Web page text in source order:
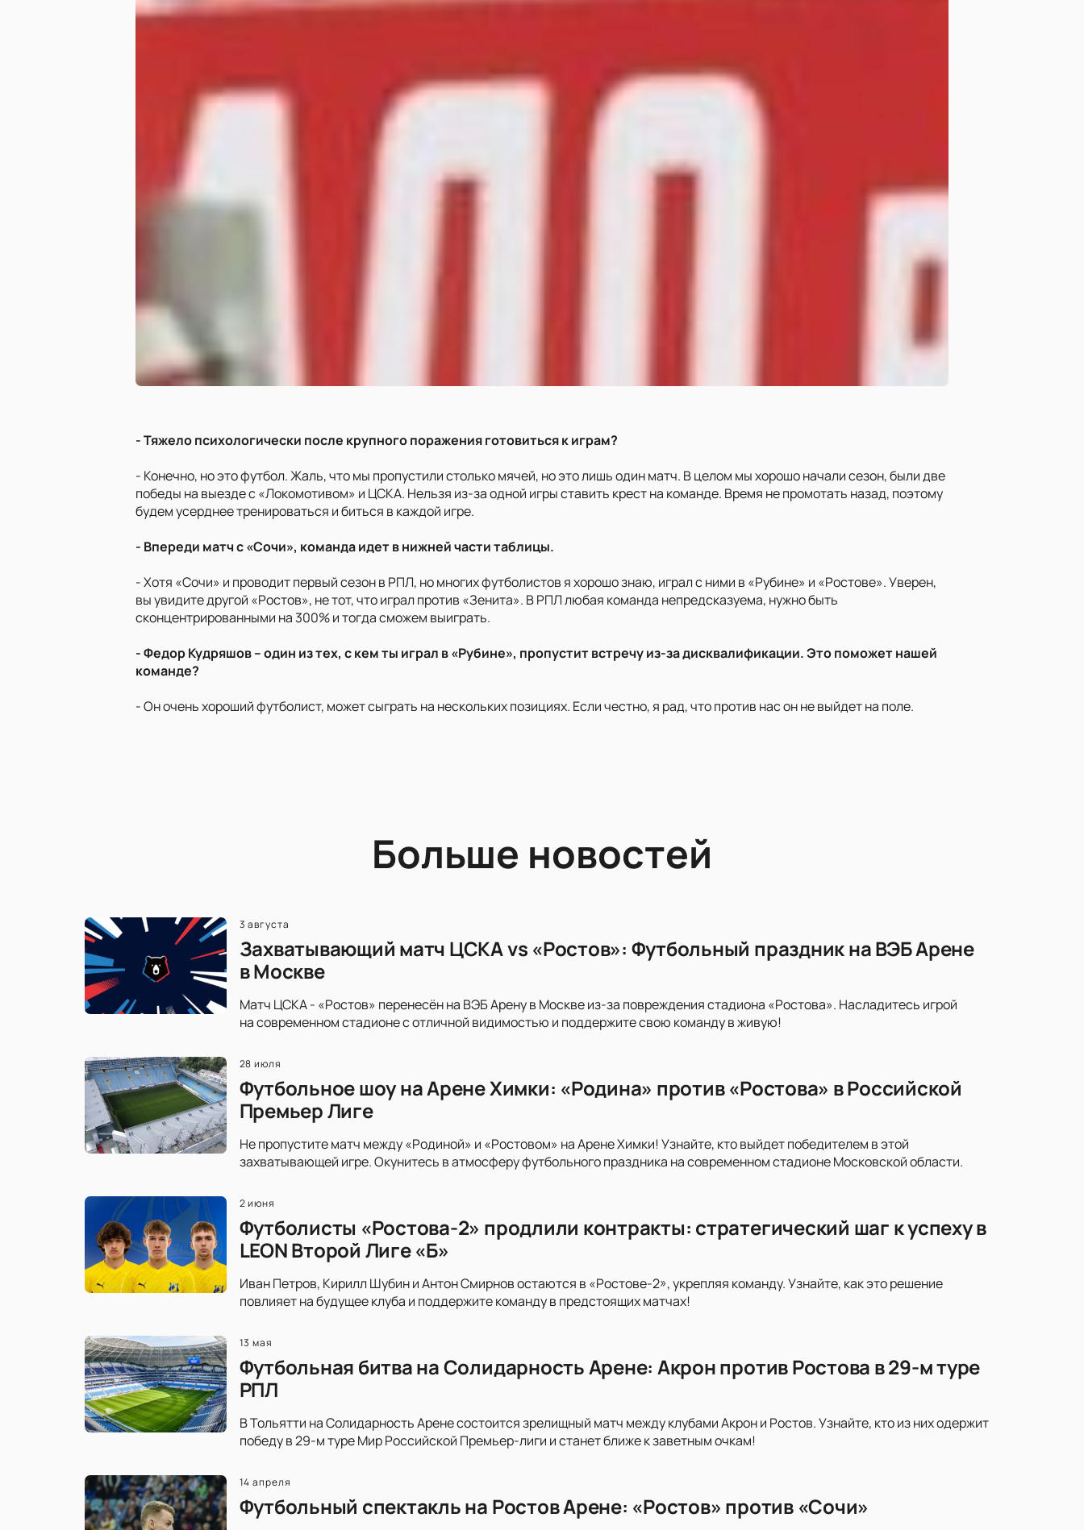
- Тяжело психологически после крупного поражения готовиться к играм?
- Конечно, но это футбол. Жаль, что мы пропустили столько мячей, но это лишь один матч. В целом мы хорошо начали сезон, были две
победы на выезде с «Локомотивом» и ЦСКА. Нельзя из-за одной игры ставить крест на команде. Время не промотать назад, поэтому
будем усерднее тренироваться и биться в каждой игре.
- Впереди матч с «Сочи», команда идет в нижней части таблицы.
- Хотя «Сочи» и проводит первый сезон в РПЛ, но многих футболистов я хорошо знаю, играл с ними в «Рубине» и «Ростове». Уверен,
вы увидите другой «Ростов», не тот, что играл против «Зенита». В РПЛ любая команда непредсказуема, нужно быть
сконцентрированными на 300% и тогда сможем выиграть.
- Федор Кудряшов – один из тех, с кем ты играл в «Рубине», пропустит встречу из-за дисквалификации. Это поможет нашей
команде?
- Он очень хороший футболист, может сыграть на нескольких позициях. Если честно, я рад, что против нас он не выйдет на поле.
Больше новостей
3 августа
Захватывающий матч ЦСКА vs «Ростов»: Футбольный праздник на ВЭБ Арене
в Москве
Матч ЦСКА - «Ростов» перенесён на ВЭБ Арену в Москве из-за повреждения стадиона «Ростова». Насладитесь игрой
на современном стадионе с отличной видимостью и поддержите свою команду в живую!
28 июля
Футбольное шоу на Арене Химки: «Родина» против «Ростова» в Российской
Премьер Лиге
Не пропустите матч между «Родиной» и «Ростовом» на Арене Химки! Узнайте, кто выйдет победителем в этой
захватывающей игре. Окунитесь в атмосферу футбольного праздника на современном стадионе Московской области.
2 июня
Футболисты «Ростова-2» продлили контракты: стратегический шаг к успеху в
LEON Второй Лиге «Б»
Иван Петров, Кирилл Шубин и Антон Смирнов остаются в «Ростове-2», укрепляя команду. Узнайте, как это решение
повлияет на будущее клуба и поддержите команду в предстоящих матчах!
13 мая
Футбольная битва на Солидарность Арене: Акрон против Ростова в 29-м туре
РПЛ
В Тольятти на Солидарность Арене состоится зрелищный матч между клубами Акрон и Ростов. Узнайте, кто из них одержит
победу в 29-м туре Мир Российской Премьер-лиги и станет ближе к заветным очкам!
14 апреля
Футбольный спектакль на Ростов Арене: «Ростов» против «Сочи»